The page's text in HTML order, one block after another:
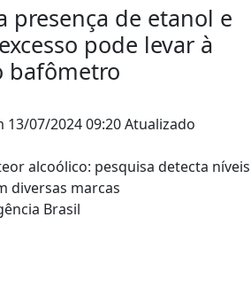
presença de etanol e
pode levar à
bafômetro
13/07/2024 09:20Atualizado
Brasil